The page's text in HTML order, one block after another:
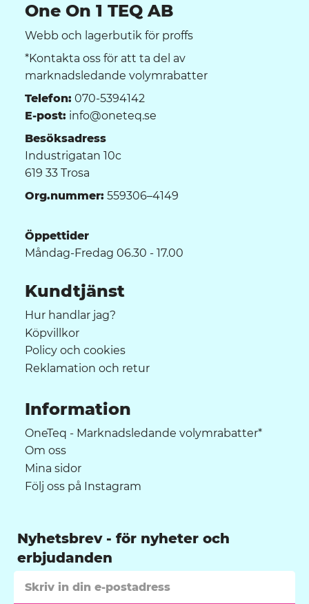
One On 1 TEQ AB
Webb och lagerbutik för proffs
*Kontakta oss för att ta del av
marknadsledande volymrabatter
Telefon: 070-5394142
E-post: info@oneteq.se
Besöksadress
Industrigatan 10c
619 33 Trosa
Org.nummer: 559306–4149
Öppettider
Måndag-Fredag 06.30 - 17.00
Kundtjänst
Hur handlar jag?
Köpvillkor
Policy och cookies
Reklamation och retur
Information
OneTeq - Marknadsledande volymrabatter*
Om oss
Mina sidor
Följ oss på Instagram
Nyhetsbrev